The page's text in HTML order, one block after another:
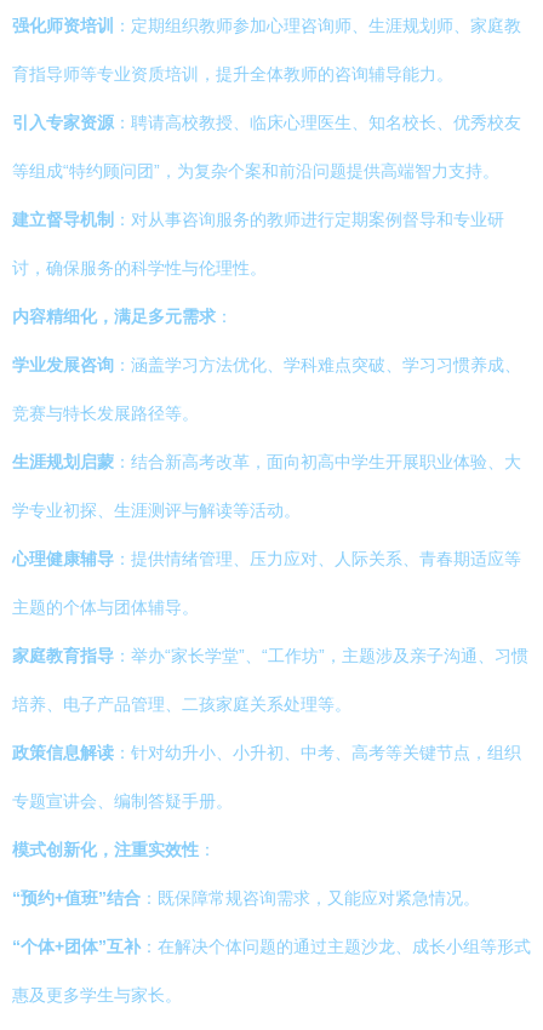
强化师资培训 ：定期组织教师参加心理咨询师、生涯规划师、家庭教
育指导师等专业资质培训，提升全体教师的咨询辅导能力。
引入专家资源 ：聘请高校教授、临床心理医生、知名校长、优秀校友
等组成“特约顾问团”，为复杂个案和前沿问题提供高端智力支持。
建立督导机制 ：对从事咨询服务的教师进行定期案例督导和专业研
讨，确保服务的科学性与伦理性。
内容精细化，满足多元需求 ：
学业发展咨询 ：涵盖学习方法优化、学科难点突破、学习习惯养成、
竞赛与特长发展路径等。
生涯规划启蒙 ：结合新高考改革，面向初高中学生开展职业体验、大
学专业初探、生涯测评与解读等活动。
心理健康辅导 ：提供情绪管理、压力应对、人际关系、青春期适应等
主题的个体与团体辅导。
家庭教育指导 ：举办“家长学堂”、“工作坊”，主题涉及亲子沟通、习惯
培养、电子产品管理、二孩家庭关系处理等。
政策信息解读 ：针对幼升小、小升初、中考、高考等关键节点，组织
专题宣讲会、编制答疑手册。
模式创新化，注重实效性 ：
“预约+值班”结合 ：既保障常规咨询需求，又能应对紧急情况。
“个体+团体”互补：在解决个体问题的通过主题沙龙、成长小组等形式
惠及更多学生与家长。